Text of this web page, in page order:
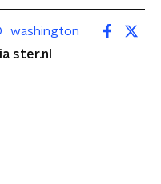
washington
ster.nl